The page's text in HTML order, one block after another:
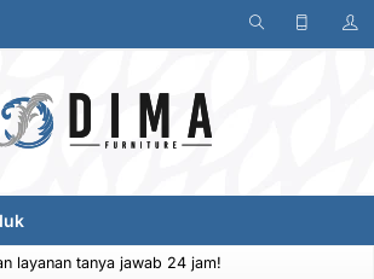
layanan tanya jawab 24 jam!